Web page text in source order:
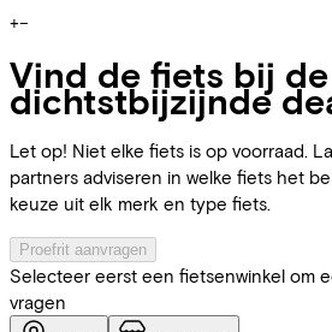
+−
Vind de fiets bij de
dichtstbijzijnde
Let op! Niet elke fiets is op voorraad.
partners adviseren in welke fiets het
keuze uit elk merk en type fiets.
Proefrit aanvragen
Selecteer eerst een fietsenwinkel om
vragen